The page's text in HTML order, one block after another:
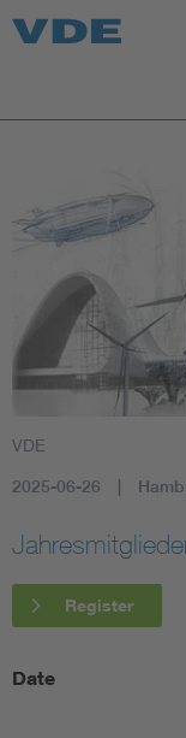
Key Topics
Key Topics
Energy
AI & Digital
Health
Artificial
VDE
2025-06-26
Register
Date